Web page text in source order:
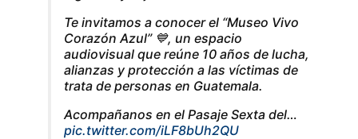
Te invitamos a conocer el “Museo Vivo
Corazón Azul” 💙, un espacio
audiovisual que reúne 10 años de lucha,
alianzas y protección a las víctimas de
trata de personas en Guatemala.
Acompañanos en el Pasaje Sexta del…
pic.twitter.com/iLF8bUh2QU